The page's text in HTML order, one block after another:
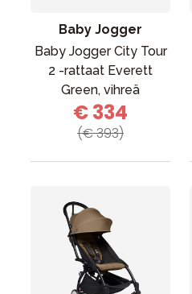
Baby Jogger
Baby Jogger City Tour
2 -rattaat Everett
Green, vihreä
€ 334
(€ 393)